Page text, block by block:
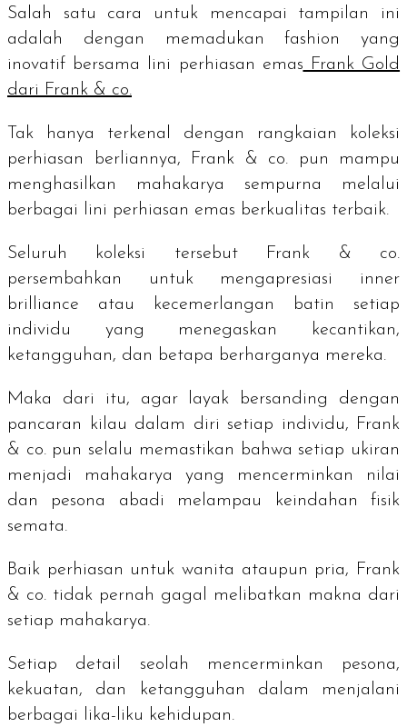
Salah satu cara untuk mencapai tampilan ini
adalah dengan memadukanfashion
yang
inovatif bersama lini perhiasan emas Frank Gold
dari Frank & co.
Tak hanya terkenal dengan rangkaian koleksi
perhiasan berliannya, Frank & co. pun mampu
menghasilkan mahakarya sempurna melalui
berbagai lini perhiasan emas berkualitas terbaik.
Seluruh koleksi tersebut Frank & co.
persembahkan untuk mengapresiasi inner
brilliance atau kecemerlangan batin setiap
individu yang menegaskan kecantikan,
ketangguhan, dan betapa berharganya mereka.
Maka dari itu, agar layak bersanding dengan
pancaran kilau dalam diri setiap individu, Frank
& co. pun selalu memastikan bahwa setiap ukiran
menjadi mahakarya yang mencerminkan nilai
dan pesona abadi melampau keindahan fisik
semata.
Baik perhiasan untuk wanita ataupun pria, Frank
& co. tidak pernah gagal melibatkan makna dari
setiap mahakarya.
Setiap detail seolah mencerminkan pesona,
kekuatan, dan ketangguhan dalam menjalani
berbagai lika-liku kehidupan.